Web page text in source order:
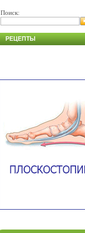
Поиск:
РЕЦЕПТЫ